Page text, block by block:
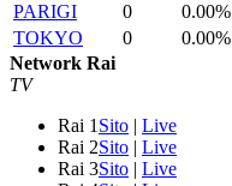
PARIGI
0
0.00%
TOKYO
0
0.00%
Network Rai
TV
Rai 1 Sito | Live
Rai 2Sito | Live
Rai 3Sito | Live